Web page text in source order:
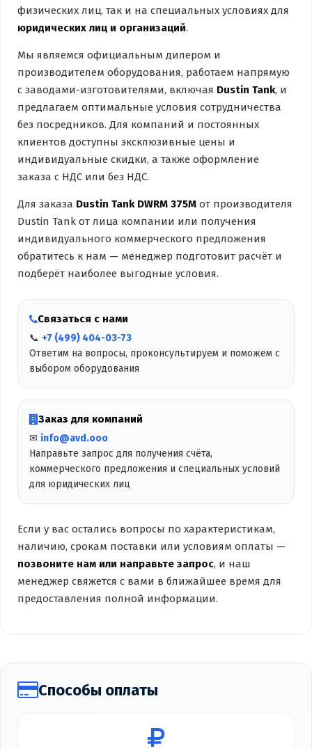
физических лиц, так и на специальных условиях для
юридических лиц и организаций.
Мы являемся официальным дилером и
производителем оборудования, работаем напрямую
с заводами-изготовителями, включая Dustin Tank, и
предлагаем оптимальные условия сотрудничества
без посредников. Для компаний и постоянных
клиентов доступны эксклюзивные цены и
индивидуальные скидки, а также оформление
заказа с НДС или без НДС.
Для заказа Dustin Tank DWRM 375M от производителя
Dustin Tank от лица компании или получения
индивидуального коммерческого предложения
обратитесь к нам — менеджер подготовит расчёт и
подберёт наиболее выгодные условия.
Связаться с нами
📞 +7 (499) 404-03-73
Ответим на вопросы, проконсультируем и поможем с
выбором оборудования
Заказ для компаний
✉ info@avd.ooo
Направьте запрос для получения счёта,
коммерческого предложения и специальных условий
для юридических лиц
Если у вас остались вопросы по характеристикам,
наличию, срокам поставки или условиям оплаты —
позвоните нам или направьте запрос, и наш
менеджер свяжется с вами в ближайшее время для
предоставления полной информации.
Способы оплаты